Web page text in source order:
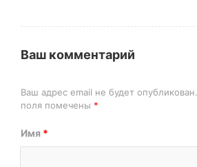
Ваш комментарий
Ваш адрес email не будет опубликован.
поля помечены *
Имя *